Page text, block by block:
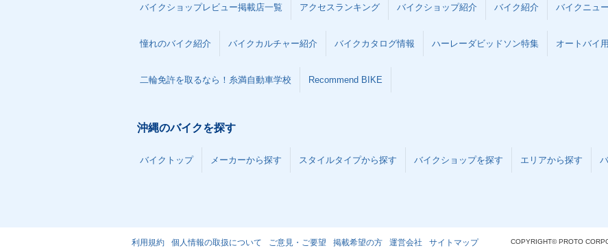
バイクショップレビュー掲載店一覧 アクセスランキング バイクショップ紹介 バイク紹介 バイクニュ
憧れのバイク紹介 バイクカルチャー紹介 バイクカタログ情報 ハーレーダビッドソン特集 オートバイ
二輪免許を取るなら！糸満自動車学校 Recommend BIKE
沖縄のバイクを探す
バイクトップ メーカーから探す スタイルタイプから探す バイクショップを探す エリアから探す
利用規約 個人情報の取扱について ご意見・ご要望 掲載希望の方 運営会社 サイトマップ COPYRIGHT© PROTO